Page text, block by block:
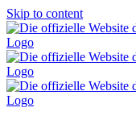
Skip to content